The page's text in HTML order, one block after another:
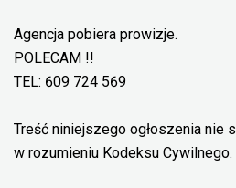
Agencja pobiera prowizje.
POLECAM !!
TEL: 609 724 569
Treść niniejszego ogłoszenia nie
w rozumieniu Kodeksu Cywilnego.